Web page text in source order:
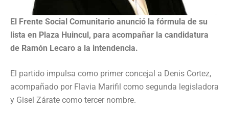
El Frente Social Comunitario anunció la fórmula de su
lista en Plaza Huincul, para acompañar la candidatura
de Ramón Lecaro a la intendencia.
El partido impulsa como primer concejal a Denis Cortez,
acompañado por Flavia Marifil como segunda legisladora
y Gisel Zárate como tercer nombre.